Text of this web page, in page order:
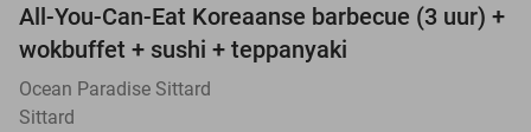
21%
All-You-Can-Eat Koreaanse barbecue (3 uur) +
wokbuffet + sushi + teppanyaki
Ocean Paradise Sittard
Sittard